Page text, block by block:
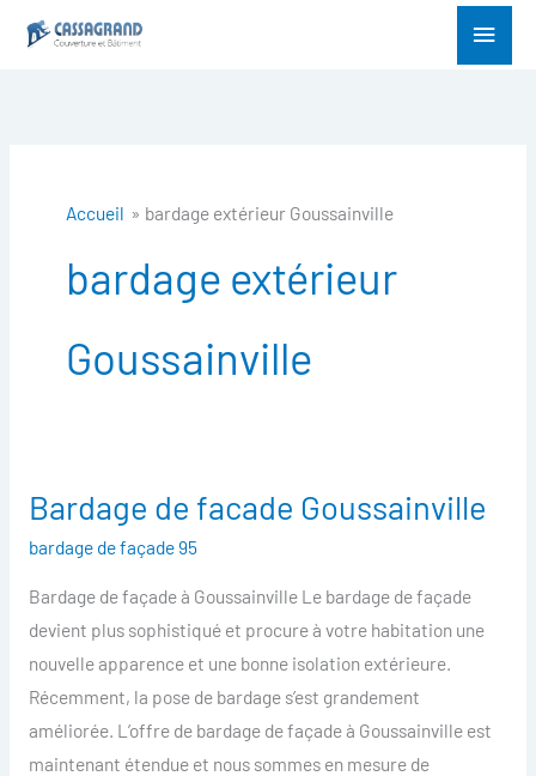
Menu
Accueil bardage extérieur Goussainville
bardage extérieur
Goussainville
Bardage de facade Goussainville
bardage de façade 95
Bardage de façade à Goussainville Le bardage de façade
devient plus sophistiqué et procure à votre habitation une
nouvelle apparence et une bonne isolation extérieure.
Récemment, la pose de bardage s’est grandement
améliorée. L’offre de bardage de façade à Goussainville est
maintenant étendue et nous sommes en mesure de
Bardage
Goussainville